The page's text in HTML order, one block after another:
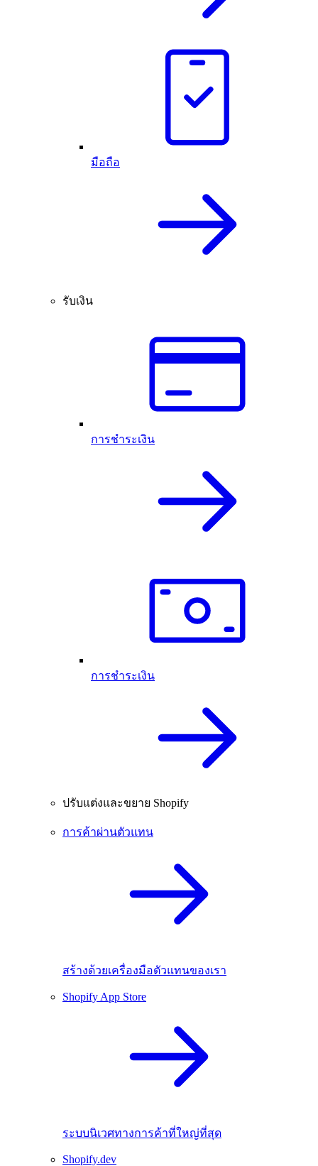
มือถือ
รับเงิน
การชำระเงิน
การชำระเงิน
ปรับแต่งและขยาย Shopify
การค้าผ่านตัวแทน
สร้างด้วยเครื่องมือตัวแทนของเรา
Shopify App Store
ระบบนิเวศทางการค้าที่ใหญ่ที่สุด
Shopify.dev